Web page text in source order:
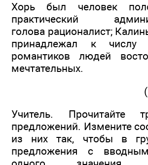
Хорь был человек
практический
голова рационалист;
принадлежал к числу
романтиков людей
мечтательных.
Учитель. Прочитайте
предложений. Измените
из них так, чтобы в
предложения с